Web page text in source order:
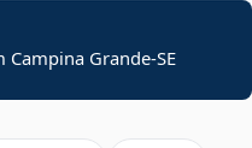
Campina Grande-SE